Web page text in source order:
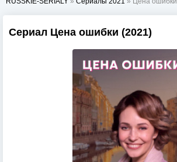
Сериал Цена ошибки (2021)